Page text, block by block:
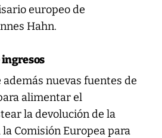
europeo de
Hahn.
ingresos
nuevas fuentes de
alimentar el
la devolución de la
Comisión Europea para